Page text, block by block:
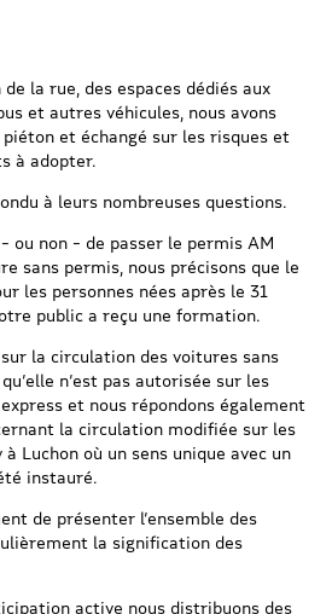
la rue, des espaces dédiés aux
et autres véhicules, nous avons
et échangé sur les risques et
à adopter.
à leurs nombreuses questions.
ou non – de passer le permis AM
sans permis, nous précisons que le
les personnes nées après le 31
public a reçu une formation.
la circulation des voitures sans
n’est pas autorisée sur les
et nous répondons également
la circulation modifiée sur les
Luchon où un sens unique avec un
instauré.
de présenter l’ensemble des
la signification des
active nous distribuons des